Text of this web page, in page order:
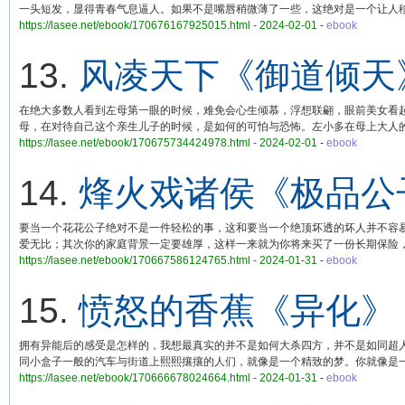
一头短发，显得青春气息逼人。如果不是嘴唇稍微薄了一些，这绝对是一个让
https://lasee.net/ebook/170676167925015.html - 2024-02-01 - ebook
13. 风凌天下《御道倾天
在绝大多数人看到左母第一眼的时候，难免会心生倾慕，浮想联翩，眼前美女
母，在对待自己这个亲生儿子的时候，是如何的可怕与恐怖。左小多在母上大
https://lasee.net/ebook/170675734424978.html - 2024-02-01 - ebook
14. 烽火戏诸侯《极品公
要当一个花花公子绝对不是一件轻松的事，这和要当一个绝顶坏透的坏人并不
爱无比；其次你的家庭背景一定要雄厚，这样一来就为你将来买了一份长期保
https://lasee.net/ebook/170667586124765.html - 2024-01-31 - ebook
15. 愤怒的香蕉《异化》
拥有异能后的感受是怎样的，我想最真实的并不是如何大杀四方，并不是如同
同小盒子一般的汽车与街道上熙熙攘攘的人们，就像是一个精致的梦。你就像
https://lasee.net/ebook/170666678024664.html - 2024-01-31 - ebook